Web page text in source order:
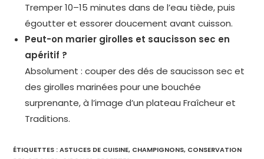
Tremper 10–15 minutes dans de l’eau tiède, puis
égoutter et essorer doucement avant cuisson.
Peut-on marier girolles et saucisson sec en
apéritif ?
Absolument : couper des dés de saucisson sec et
des girolles marinées pour une bouchée
surprenante, à l’image d’un plateau Fraîcheur et
Traditions.
ÉTIQUETTES :ASTUCES DE CUISINE, CHAMPIGNONS, CONSERVATION